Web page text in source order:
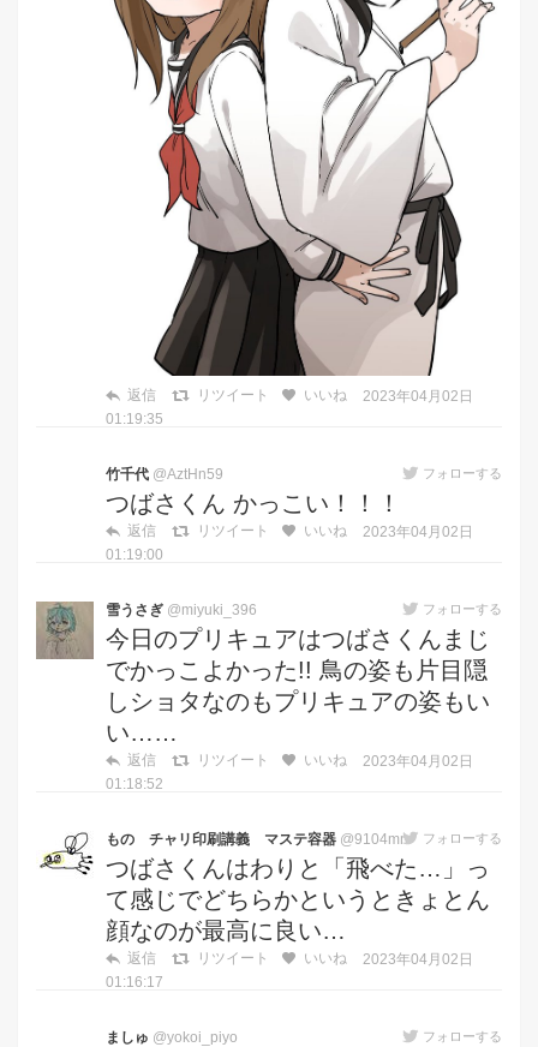
返信 リツイート いいね
2023年04月02日
01:19:35
竹千代 @AztHn59 フォローする
つばさくん かっこい！！！
返信 リツイート いいね
2023年04月02日
01:19:00
雪うさぎ @miyuki_396 フォローする
今日のプリキュアはつばさくんまじ
でかっこよかった!! 鳥の姿も片目隠
しショタなのもプリキュアの姿もい
い……
返信 リツイート いいね
2023年04月02日
01:18:52
もの チャリ印刷講義 マステ容器 @9104mn フォローする
つばさくんはわりと「飛べた…」っ
て感じでどちらかというときょとん
顔なのが最高に良い…
返信 リツイート いいね
2023年04月02日
01:16:17
ましゅ @yokoi_piyo フォローする